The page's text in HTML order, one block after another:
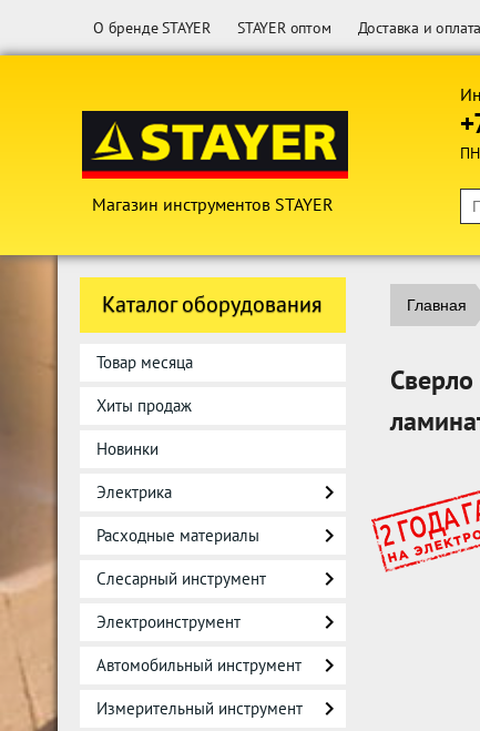
О бренде STAYER STAYER оптом Доставка и оплата
Магазин инструментов STAYER
Каталог оборудования
Товар месяца
Хиты продаж
Новинки
Электрика
Расходные материалы
Слесарный инструмент
Электроинструмент
Автомобильный инструмент
Измерительный инструмент
Главная
Сверло